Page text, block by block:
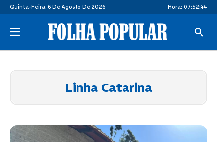
Quinta-Feira, 6 De Agosto De 2026 Hora: 07:52:45
Linha Catarina